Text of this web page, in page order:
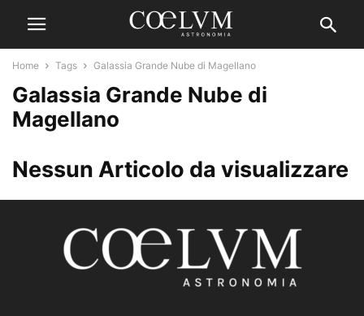
Home Tags Galassia Grande Nube di Magellano
Galassia Grande Nube di
Magellano
Nessun Articolo da visualizzare